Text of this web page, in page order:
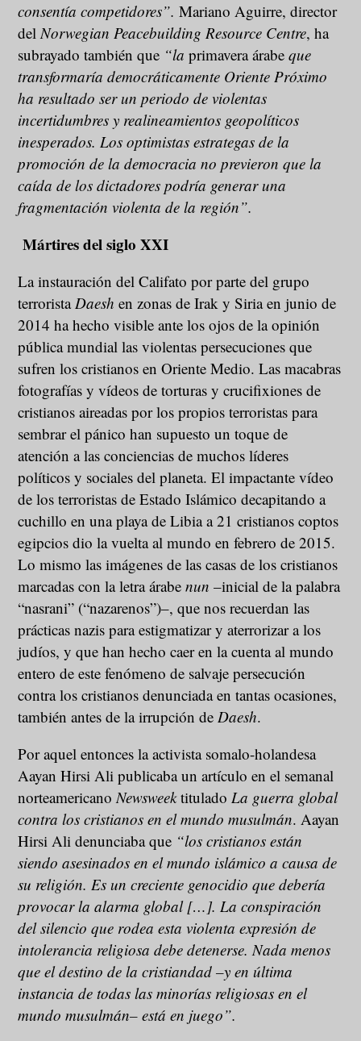
consentía competidores”. Mariano Aguirre, director
del Norwegian Peacebuilding Resource Centre, ha
subrayado también que “la primavera árabeque
transformaría democráticamente Oriente Próximo
ha resultado ser un periodo de violentas
incertidumbres y realineamientos geopolíticos
inesperados. Los optimistas estrategas de la
promoción de la democracia no previeron que la
caída de los dictadores podría generar una
fragmentación violenta de la región”.
Mártires del siglo XXI
La instauración del Califato por parte del grupo
terrorista Daesh en zonas de Irak y Siria en junio de
2014 ha hecho visible ante los ojos de la opinión
pública mundial las violentas persecuciones que
sufren los cristianos en Oriente Medio. Las macabras
fotografías y vídeos de torturas y crucifixiones de
cristianos aireadas por los propios terroristas para
sembrar el pánico han supuesto un toque de
atención a las conciencias de muchos líderes
políticos y sociales del planeta. El impactante vídeo
de los terroristas de Estado Islámico decapitando a
cuchillo en una playa de Libia a 21 cristianos coptos
egipcios dio la vuelta al mundo en febrero de 2015.
Lo mismo las imágenes de las casas de los cristianos
marcadas con la letra árabenun –inicial de la palabra
“nasrani” (“nazarenos”)–, que nos recuerdan las
prácticas nazis para estigmatizar y aterrorizar a los
judíos, y que han hecho caer en la cuenta al mundo
entero de este fenómeno de salvaje persecución
contra los cristianos denunciada en tantas ocasiones,
también antes de la irrupción de Daesh.
Por aquel entonces la activista somalo-holandesa
Aayan Hirsi Ali publicaba un artículo en el semanal
norteamericano Newsweektitulado La guerra global
contra los cristianos en el mundo musulmán. Aayan
Hirsi Ali denunciaba que “los cristianos están
siendo asesinados en el mundo islámico a causa de
su religión. Es un creciente genocidio que debería
provocar la alarma global […]. La conspiración
del silencio que rodea esta violenta expresión de
intolerancia religiosa debe detenerse. Nada menos
que el destino de la cristiandad –y en última
instancia de todas las minorías religiosas en el
mundo musulmán– está en juego”.